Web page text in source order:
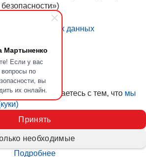
Мартыненко
Если у вас
вопросы по
вы
их онлайн.
персональных данных
соглашение
вы соглашаетесь с тем, что мы
Принять
необходимые
Подробнее